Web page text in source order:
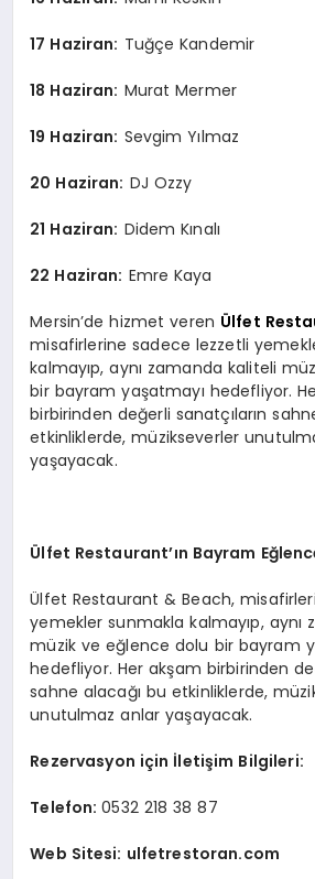
17 Haziran: Tuğçe Kandemir
18 Haziran: Murat Mermer
19 Haziran: Sevgim Yılmaz
20 Haziran: DJ Ozzy
21 Haziran: Didem Kınalı
22 Haziran: Emre Kaya
Mersin’de hizmet veren Ülfet
misafirlerine sadece lezzetli
kalmayıp, aynı zamanda kaliteli
bir bayram yaşatmayı hedefliyor.
birbirinden değerli sanatçıların
etkinliklerde, müzikseverler
yaşayacak.
Ülfet Restaurant’ın Bayram
Ülfet Restaurant & Beach,
yemekler sunmakla kalmayıp, aynı
müzik ve eğlence dolu bir bayram
hedefliyor. Her akşam birbirinden
sahne alacağı bu etkinliklerde,
unutulmaz anlar yaşayacak.
Rezervasyon için İletişim Bilgileri:
Telefon:0532 218 38 87
Web Sitesi: ulfetrestoran.com